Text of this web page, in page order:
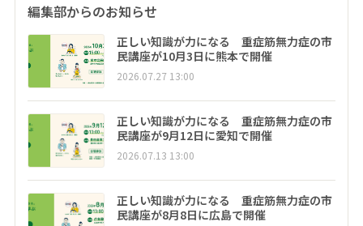
編集部からのお知らせ
正しい知識が力になる 重症筋無力症の市
民講座が10月3日に熊本で開催
2026.07.27 13:00
正しい知識が力になる 重症筋無力症の市
民講座が9月12日に愛知で開催
2026.07.13 13:00
正しい知識が力になる 重症筋無力症の市
民講座が8月8日に広島で開催